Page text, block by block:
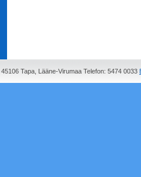
Tapa, Lääne-Virumaa Telefon: 5474 0033